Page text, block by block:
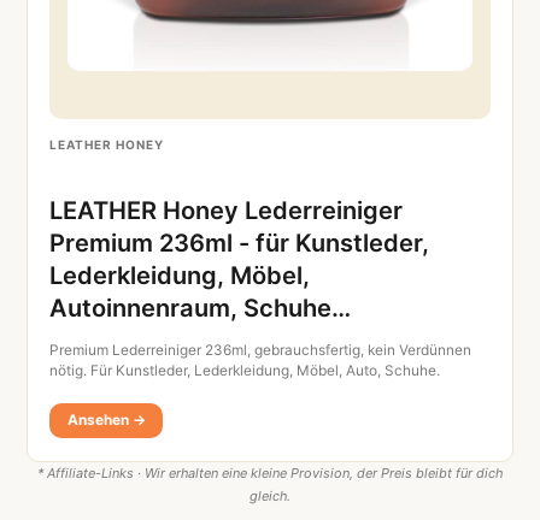
LEATHER HONEY
LEATHER Honey Lederreiniger
Premium 236ml - für Kunstleder,
Lederkleidung, Möbel,
Autoinnenraum, Schuhe…
Premium Lederreiniger 236ml, gebrauchsfertig, kein Verdünnen
nötig. Für Kunstleder, Lederkleidung, Möbel, Auto, Schuhe.
Ansehen →
* Affiliate-Links · Wir erhalten eine kleine Provision, der Preis bleibt für dich
gleich.